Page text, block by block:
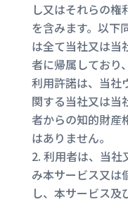
し又はそれらの
を含みます。以下
は全て当社又は当
者に帰属しており
利用許諾は、当社
関する当社又は当
者からの知的財産
はありません。
利用者は、当社
み本サービス又は
し、本サービス及